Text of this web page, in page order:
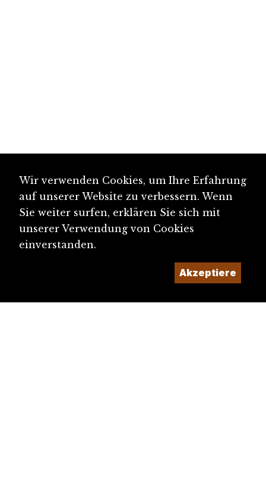
Wir verwenden Cookies, um Ihre Erfahrung
auf unserer Website zu verbessern. Wenn
Sie weiter surfen, erklären Sie sich mit
unserer Verwendung von Cookies
einverstanden.
Akzeptiere